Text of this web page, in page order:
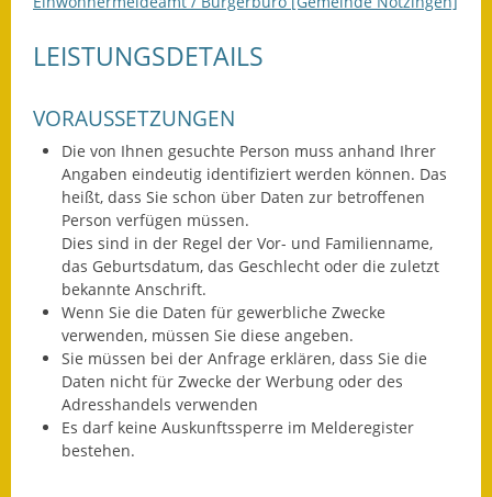
Straßenbau
Landesstraße
Umleitungsplan
Ausweichfahrplan
Buslinie 168
Stellenausschreibungen
Zahlen und Fakten
Rathaus
Bauhof Notzingen
LEISTUNGSDETAILS
VORAUSSETZUNGEN
Die von Ihnen gesuchte Person muss anhand Ihrer
Angaben eindeutig identifiziert werden können. Das
heißt, dass Sie schon über Daten zur betroffenen
Person verfügen müssen.
Dies sind in der Regel der Vor- und Familienname,
das Geburtsdatum, das Geschlecht oder die zuletzt
bekannte Anschrift.
Wenn Sie die Daten für gewerbliche Zwecke
verwenden, müssen Sie diese angeben.
Sie müssen bei der Anfrage erklären, dass Sie die
Daten nicht für Zwecke der Werbung oder des
Adresshandels verwenden
Es darf keine Auskunftssperre im Melderegister
bestehen.